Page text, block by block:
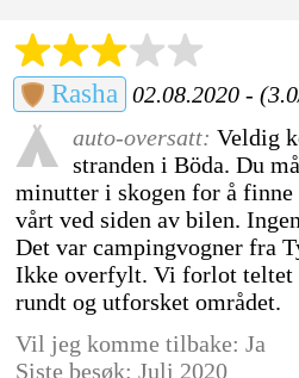
Rasha 02.08.2020 -
auto-oversatt: Veldig
stranden i Böda. Du
minutter i skogen for å
vårt ved siden av bilen.
Det var campingvogner fra
Ikke overfylt. Vi forlot teltet
rundt og utforsket området.
Vil jeg komme tilbake: Ja
Siste besøk: Juli 2020